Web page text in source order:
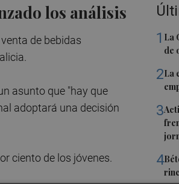
1 La
de
2La
3
4
los análisis
de bebidas
asunto que "hay que
adoptará una decisión
ciento de los jóvenes.